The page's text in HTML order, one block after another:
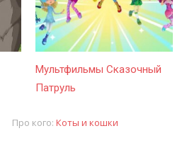
Мультфильмы Сказочный
Патруль
Про кого: Коты и кошки